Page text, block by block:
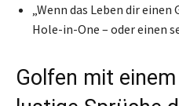
„Wenn das Leben dir
Hole-in-One – oder einen
Golfen mit